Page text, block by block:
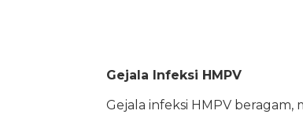
Gejala Infeksi HMPV
Gejala infeksi HMPV